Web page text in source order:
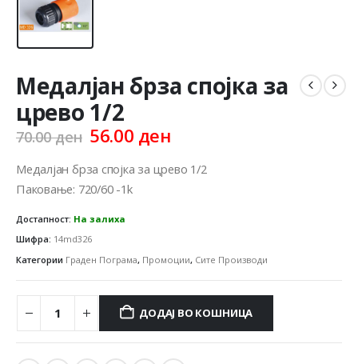
Медалјан брза спојка за
црево 1/2
70.00ден Original
was:
70.00 ден.
56.00 денCurrent
is:
Медалјан брза спојка за црево 1/2
Паковање: 720/60 -1k
Достапност: На залиха
Шифра: 14md326
Категории Граден Пограма, Промоции, Сите Производи
ДОДАЈ ВО КОШНИЦА